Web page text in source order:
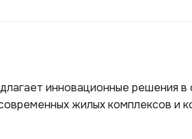
инновационные решения
жилых комплексов и
и комфорт для